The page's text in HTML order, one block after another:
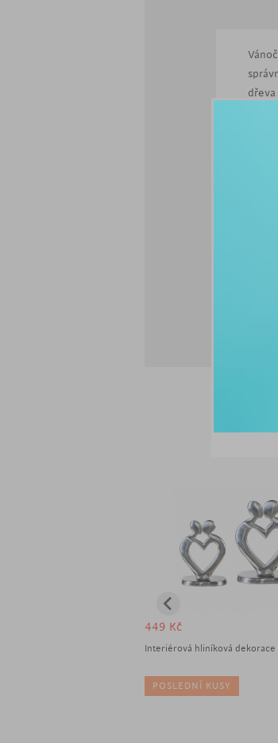
449 Kč
Interiérová hliníková dekorace
POSLEDNÍ KUSY